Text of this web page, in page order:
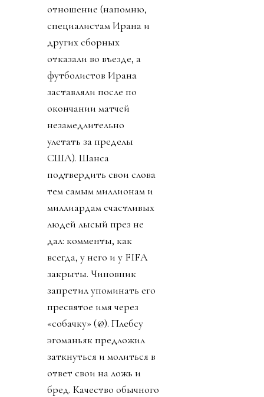
отношение (напомню,
специалистам Ирана и
других сборных
отказали во въезде, а
футболистов Ирана
заставляли после по
окончании матчей
незамедлительно
улетать за пределы
США). Шанса
подтвердить свои слова
тем самым миллионам и
миллиардам счастливых
людей лысый през не
дал: комменты, как
всегда, у него и у FIFA
закрыты. Чиновник
запретил упоминать его
пресвятое имя через
«собачку» (@). Плебсу
эгоманьяк предложил
заткнуться и молиться в
ответ свои на ложь и
бред. Качество обычного